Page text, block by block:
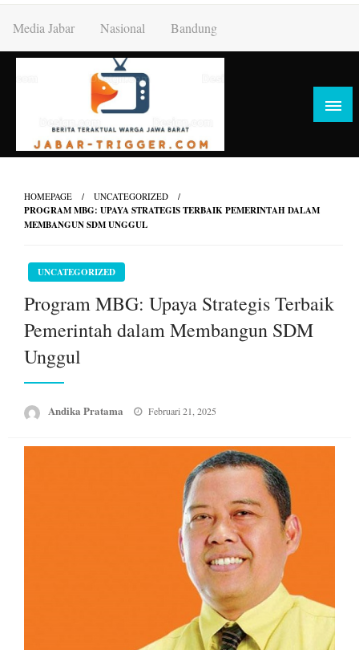
content
Media Jabar Nasional Bandung
HOMEPAGE UNCATEGORIZED
PROGRAM MBG: UPAYA STRATEGIS TERBAIK PEMERINTAH DALAM
MEMBANGUN SDM UNGGUL
UNCATEGORIZED
Program MBG: Upaya Strategis Terbaik
Pemerintah dalam Membangun SDM
Unggul
Andika Pratama
Posted
Februari 21, 2025